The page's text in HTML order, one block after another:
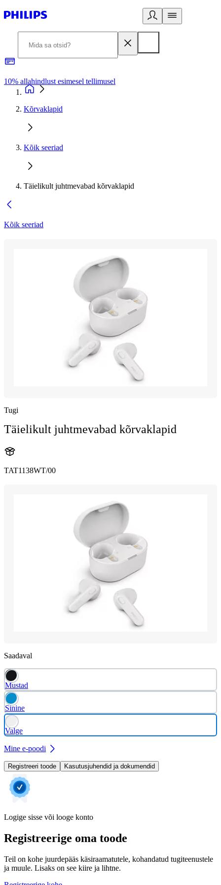
10% allahindlust esimesel tellimusel
Kõrvaklapid
Kõik seeriad
Täielikult juhtmevabad kõrvaklapid
Kõik seeriad
Tugi
Täielikult juhtmevabad kõrvaklapid
TAT1138WT/00
Saadaval
Mustad
Sinine
Valge
Mine e-poodi
Registreeri toode Kasutusjuhendid ja dokumendid
Logige sisse või looge konto
Registreerige oma toode
Teil on kohe juurdepääs käsiraamatutele, kohandatud tugiteenustele
ja muule. Lisaks on see kiire ja lihtne.